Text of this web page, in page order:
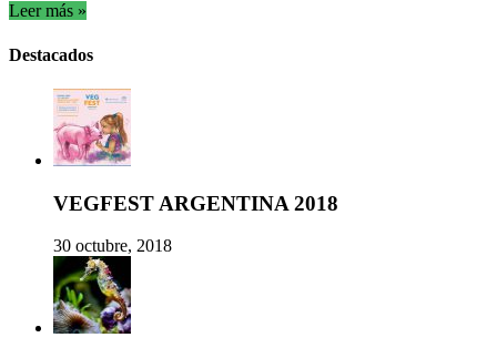
Leer más »
Destacados
VEGFEST ARGENTINA 2018
30 octubre, 2018